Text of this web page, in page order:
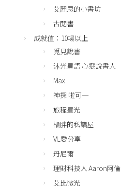
艾麗思的小書坊
古閱書
成就值：10場以上
覓見說書
沐光星語 心靈說書人
Max
神探 啦可一
旅程星光
橘胖的私讀屋
VL愛分享
丹尼爾
理財科技人 Aaron阿倫
艾比微光